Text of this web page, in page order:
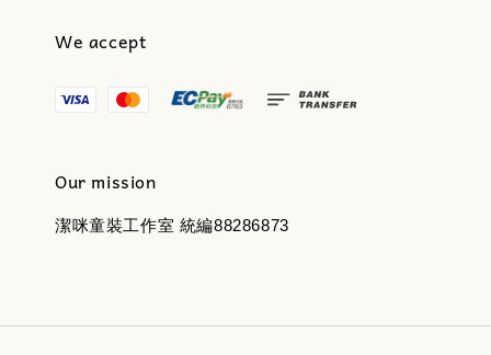
We accept
Our mission
潔咪童裝工作室 統編88286873